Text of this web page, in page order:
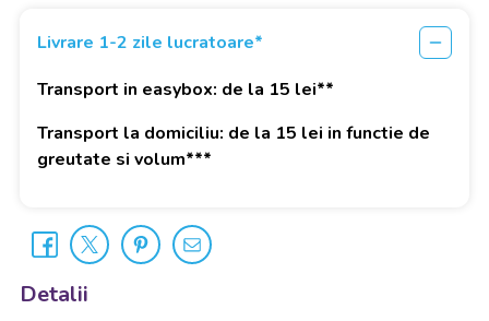
Livrare 1-2 zile lucratoare*
Transport in easybox: de la 15 lei**
Transport la domiciliu: de la 15 lei in functie de
greutate si volum***
Detalii